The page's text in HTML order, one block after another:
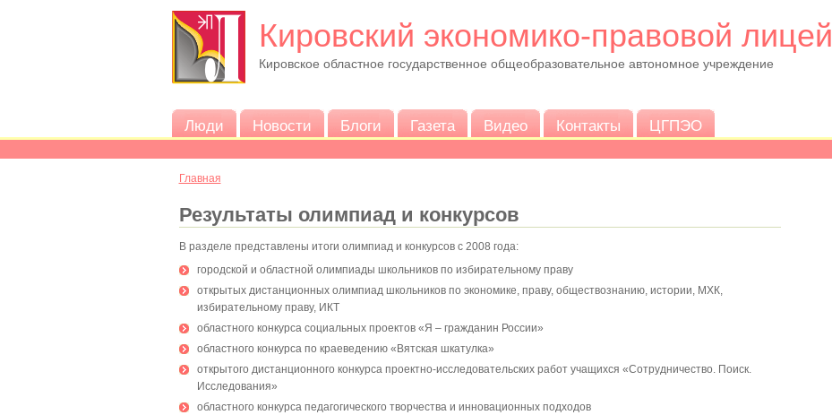
Кировский экономико-правовой лицей
Кировское областное государственное общеобразовательное автономное учреждение
Люди Новости Блоги Газета Видео Контакты ЦГПЭО
Главная
Результаты олимпиад и конкурсов
В разделе представлены итоги олимпиад и конкурсов с 2008 года:
городской и областной олимпиады школьников по избирательному праву
открытых дистанционных олимпиад школьников по экономике, праву, обществознанию, истории, МХК,
избирательному праву, ИКТ
областного конкурса социальных проектов «Я – гражданин России»
областного конкурса по краеведению «Вятская шкатулка»
открытого дистанционного конкурса проектно-исследовательских работ учащихся «Сотрудничество. Поиск.
Исследования»
областного конкурса педагогического творчества и инновационных подходов